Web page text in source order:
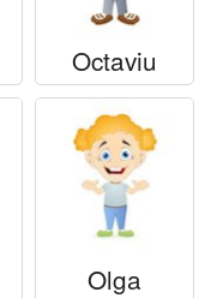
Octaviu
Olga